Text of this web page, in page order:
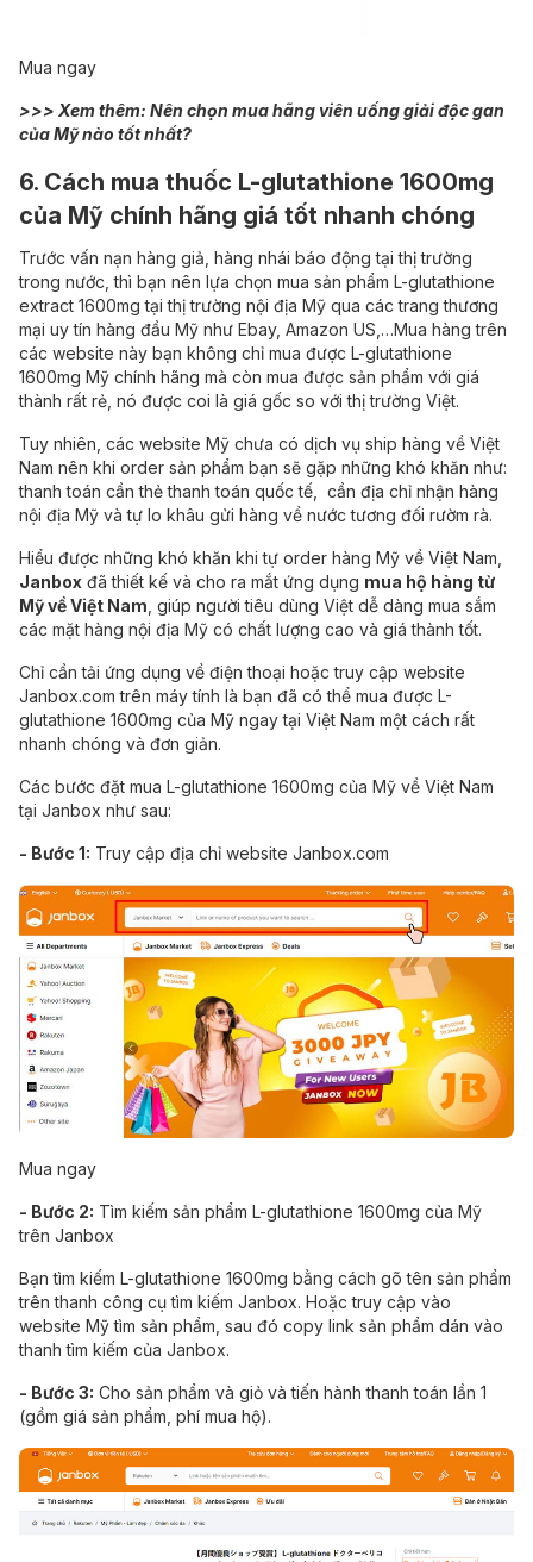
Mua ngay
>>> Xem thêm: Nên chọn mua hãng viên uống giải độc gan
của Mỹ nào tốt nhất?
6. Cách mua thuốc L-glutathione 1600mg
của Mỹ chính hãng giá tốt nhanh chóng
Trước vấn nạn hàng giả, hàng nhái báo động tại thị trường
trong nước, thì bạn nên lựa chọn mua sản phẩm L-glutathione
extract 1600mg tại thị trường nội địa Mỹ qua các trang thương
mại uy tín hàng đầu Mỹ như Ebay, Amazon US ,…Mua hàng trên
các website này bạn không chỉ mua được L-glutathione
1600mg Mỹ chính hãng mà còn mua được sản phẩm với giá
thành rất rẻ, nó được coi là giá gốc so với thị trường Việt.
Tuy nhiên, các website Mỹ chưa có dịch vụ ship hàng về Việt
Nam nên khi order sản phẩm bạn sẽ gặp những khó khăn như:
thanh toán cần thẻ thanh toán quốc tế, cần địa chỉ nhận hàng
nội địa Mỹ và tự lo khâu gửi hàng về nước tương đối rườm rà.
Hiểu được những khó khăn khi tự order hàng Mỹ về Việt Nam,
Janbox đã thiết kế và cho ra mắt ứng dụng mua hộ hàng từ
Mỹ về Việt Nam , giúp người tiêu dùng Việt dễ dàng mua sắm
các mặt hàng nội địa Mỹ có chất lượng cao và giá thành tốt.
Chỉ cần tải ứng dụng về điện thoại hoặc truy cập website
Janbox.com trên máy tính là bạn đã có thể mua được L-
glutathione 1600mg của Mỹ ngay tại Việt Nam một cách rất
nhanh chóng và đơn giản.
Các bước đặt mua L-glutathione 1600mg của Mỹ về Việt Nam
tại Janbox như sau:
- Bước 1: Truy cập địa chỉ website Janbox.com
Mua ngay
- Bước 2: Tìm kiếm sản phẩm L-glutathione 1600mg của Mỹ
trên Janbox
Bạn tìm kiếm L-glutathione 1600mg bằng cách gõ tên sản phẩm
trên thanh công cụ tìm kiếm Janbox. Hoặc truy cập vào
website Mỹ tìm sản phẩm, sau đó copy link sản phẩm dán vào
thanh tìm kiếm của Janbox.
- Bước 3: Cho sản phẩm và giỏ và tiến hành thanh toán lần 1
(gồm giá sản phẩm, phí mua hộ).